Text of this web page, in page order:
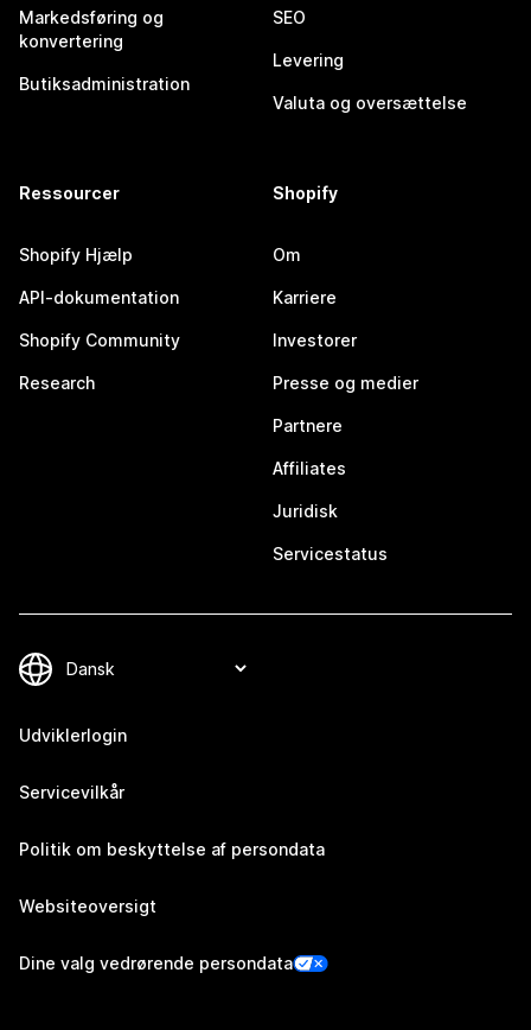
Markedsføring og
konvertering
Butiksadministration
SEO
Levering
Valuta og oversættelse
Ressourcer
Shopify Hjælp
API-dokumentation
Shopify Community
Research
Shopify
Om
Karriere
Investorer
Presse og medier
Partnere
Affiliates
Juridisk
Servicestatus
Udviklerlogin
Servicevilkår
Politik om beskyttelse af persondata
Websiteoversigt
Dine valg vedrørende persondata